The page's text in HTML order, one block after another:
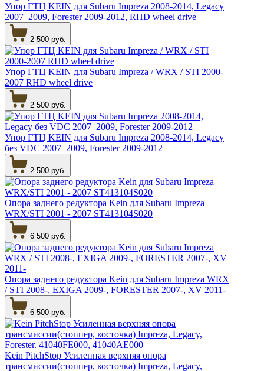
Упор ГТЦ KEIN для Subaru Impreza 2008-2014, Legacy
2007–2009, Forester 2009-2012, RHD wheel drive
2 500 руб.
Упор ГТЦ KEIN для Subaru Impreza / WRX / STI 2000-
2007 RHD wheel drive
2 500 руб.
Упор ГТЦ KEIN для Subaru Impreza 2008-2014, Legacy
без VDC 2007–2009, Forester 2009-2012
2 500 руб.
Опора заднего редуктора Kein для Subaru Impreza
WRX/STI 2001 - 2007 ST413104S020
6 500 руб.
Опора заднего редуктора Kein для Subaru Impreza WRX
/ STI 2008-, EXIGA 2009-, FORESTER 2007-, XV 2011-
6 500 руб.
Kein PitchStop Усиленная верхняя опора
трансмиссии(стоппер, косточка) Impreza, Legacy,